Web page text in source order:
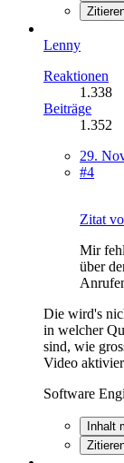
Lenny
Reaktionen
1.338
Beiträge
1.352
29.
#4
Zitat
Mir
über
Die wird's
in welcher
sind, wie
Video
Software
Inhalt